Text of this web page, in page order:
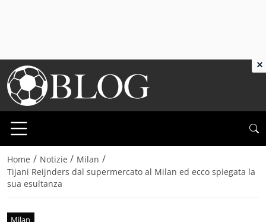
Home / Notizie / Milan /
Tijani Reijnders dal supermercato al Milan ed ecco spiegata la
sua esultanza
Milan
×